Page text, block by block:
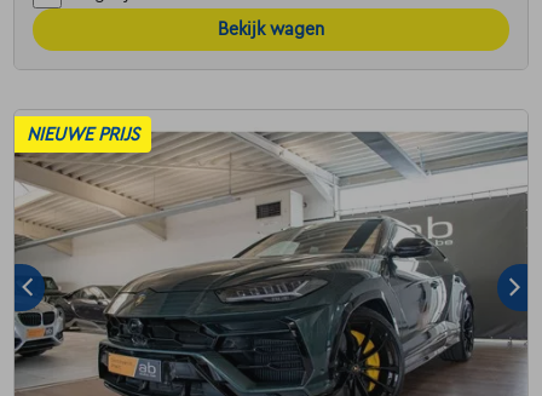
Bekijk wagen
NIEUWE PRIJS